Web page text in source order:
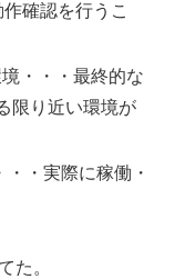
確認を行うこ
・・・最終的な
限り近い環境が
・・実際に稼働・
た。